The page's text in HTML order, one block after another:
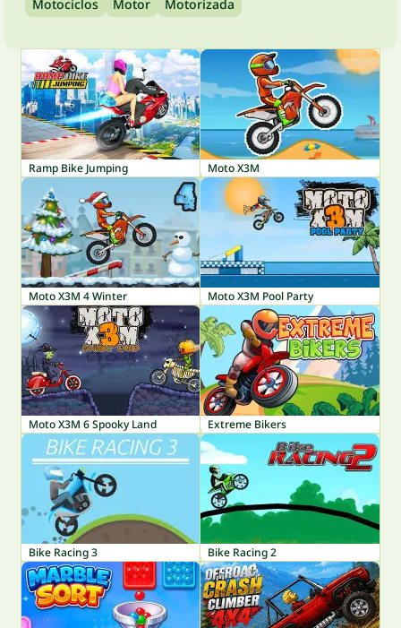
Motociclos
Motor Motorizada
Ramp Bike Jumping Moto X3M
Moto X3M 4 Winter Moto X3M Pool Party
Moto X3M 6 Spooky Land Extreme Bikers
Bike Racing 3 Bike Racing 2